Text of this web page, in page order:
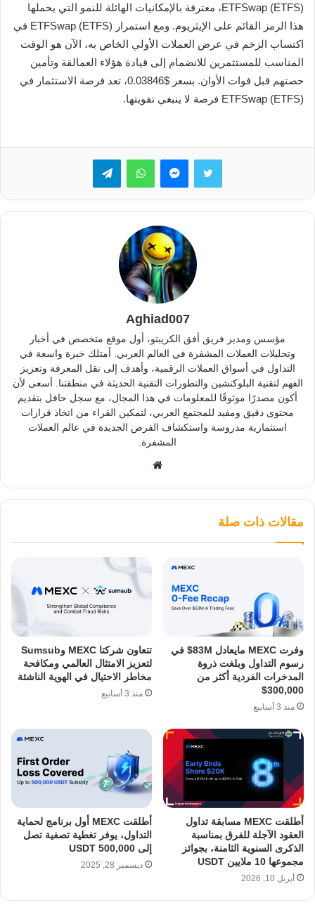
ETFSwap (ETFS)، معترفة بالإمكانيات الهائلة للنمو التي يحملها
هذا الرمز القائم على الإيثريوم. ومع استمرار ETFSwap (ETFS) في
اكتساب الزخم في عرض العملات الأولي الخاص به، الآن هو الوقت
المناسب للمستثمرين للانضمام إلى قيادة هؤلاء العمالقة وتأمين
حصتهم قبل فوات الأوان. بسعر $0.03846، تعد فرصة الاستثمار في
ETFSwap (ETFS) فرصة لا ينبغي تفويتها.
تويتر ماسنجرواتساب تيلقرام
Aghiad007
مؤسس ومدير فريق أفق الكريبتو، أول موقع متخصص في أخبار
وتحليلات العملات المشفرة في العالم العربي. أمتلك خبرة واسعة في
التداول في أسواق العملات الرقمية، وأهدف إلى نقل المعرفة وتعزيز
الفهم لتقنية البلوكتشين والتطورات التقنية الحديثة في منطقتنا. أسعى لأن
أكون مصدرًا موثوقًا للمعلومات في هذا المجال، مع سجل حافل بتقديم
محتوى دقيق ومفيد للمجتمع العربي، لتمكين القراء من اتخاذ قرارات
استثمارية مدروسة واستكشاف الفرص الجديدة في عالم العملات
المشفرة.
مقالات ذات صلة
وفرت MEXC مايعادل 83M$ في
رسوم التداول وبلغت ذروة
المدخرات الفردية أكثر من
300,000$
منذ 3 أسابيع
تتعاون شركتا MEXC وSumsub
لتعزيز الامتثال العالمي ومكافحة
مخاطر الاحتيال في الهوية الناشئة
منذ 3 أسابيع
أطلقت MEXC مسابقة تداول
العقود الآجلة للفرق بمناسبة
الذكرى السنوية الثامنة، بجوائز
مجموعها 10 ملايين USDT
أبريل 10, 2026
أطلقت MEXC أول برنامج لحماية
التداول، يوفر تغطية تصفية تصل
إلى 500,000 USDT
ديسمبر 28, 2025